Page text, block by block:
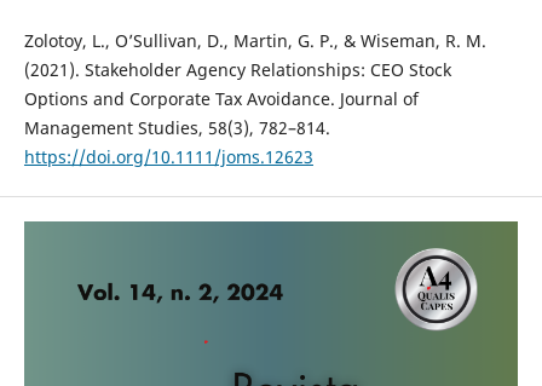
Zolotoy, L., O’Sullivan, D., Martin, G. P., & Wiseman, R. M.
(2021). Stakeholder Agency Relationships: CEO Stock
Options and Corporate Tax Avoidance. Journal of
Management Studies, 58(3), 782–814.
https://doi.org/10.1111/joms.12623